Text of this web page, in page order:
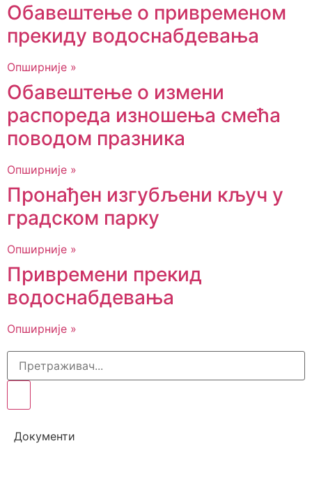
Обавештење о привременом
прекиду водоснабдевања
Опширније »
Обавештење о измени
распореда изношења смећа
поводом празника
Опширније »
Пронађен изгубљени кључ у
градском парку
Опширније »
Привремени прекид
водоснабдевања
Опширније »
Документи